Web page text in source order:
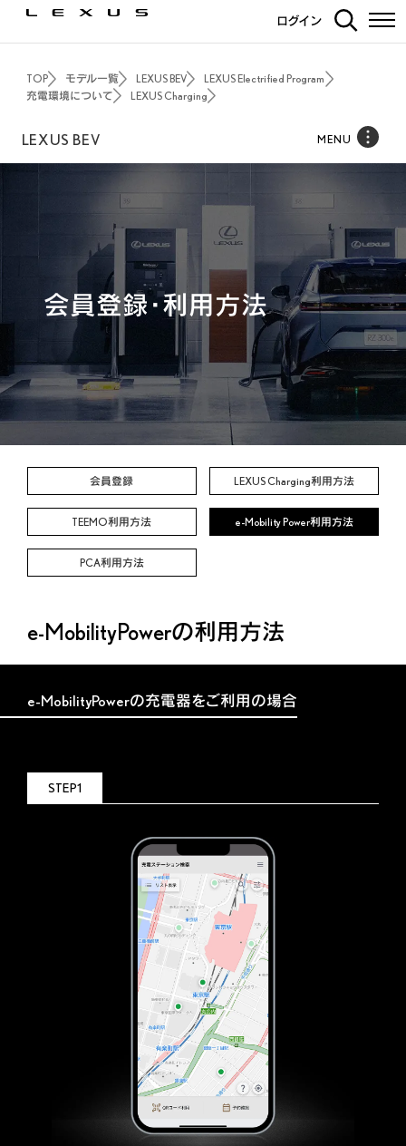
ログイン
TOP モデル一覧 LEXUS BEV
LEXUS Electrified Program
充電環境について
LEXUS Charging
会員登録・利用方法
会員登録 LEXUS Charging利用方法
TEEMO利用方法 e-Mobility Power利用方法
PCA利用方法
e-MobilityPowerの利用方法
e-MobilityPowerの充電器をご利用の場合
STEP1
LEXUS BEV MENU